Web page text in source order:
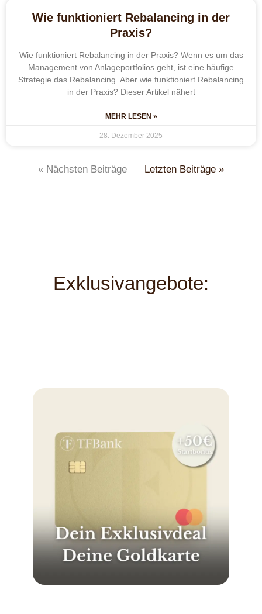
Wie funktioniert Rebalancing in der
Praxis?
Wie funktioniert Rebalancing in der Praxis? Wenn es um das
Management von Anlageportfolios geht, ist eine häufige
Strategie das Rebalancing. Aber wie funktioniert Rebalancing
in der Praxis? Dieser Artikel nähert
MEHR LESEN »
28. Dezember 2025
« Nächsten Beiträge Letzten Beiträge »
Exklusivangebote: